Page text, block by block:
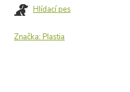
Hlídací pes
Značka: Plastia